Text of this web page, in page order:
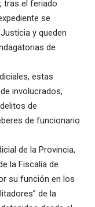
tras el feriado
se
y queden
de
estas
involucrados,
de
de funcionario
de la Provincia,
la Fiscalía de
su función en los
de la